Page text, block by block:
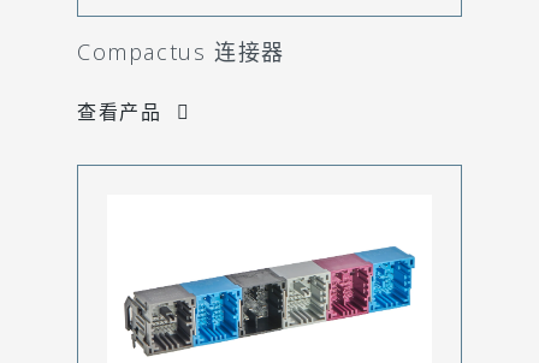
Compactus 连接器
查看产品